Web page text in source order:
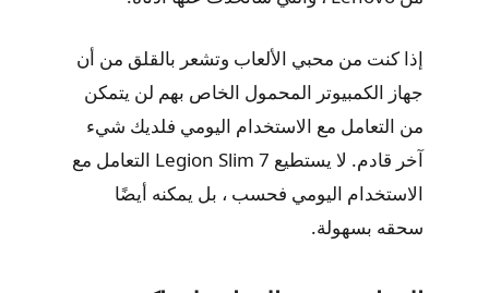
إذا كنت من محبي الألعاب وتشعر بالقلق من أن
جهاز الكمبيوتر المحمول الخاص بهم لن يتمكن
من التعامل مع الاستخدام اليومي فلديك شيء
آخر قادم. لا يستطيع Legion Slim 7 التعامل مع
الاستخدام اليومي فحسب ، بل يمكنه أيضًا
سحقه بسهولة.